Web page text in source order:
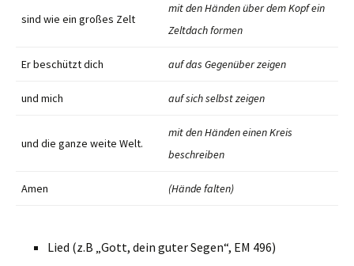
sind wie ein großes Zelt
mit den Händen über dem Kopf ein
Zeltdach formen
Er beschützt dich auf das Gegenüber zeigen
und mich auf sich selbst zeigen
und die ganze weite Welt.
mit den Händen einen Kreis
beschreiben
Amen (Hände falten)
Lied (z.B „Gott, dein guter Segen“, EM 496)